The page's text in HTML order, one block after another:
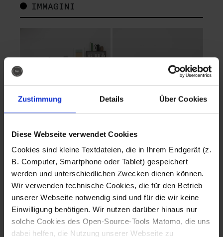
Zustimmung Details Über Cookies
Diese Webseite verwendet Cookies
Cookies sind kleine Textdateien, die in Ihrem Endgerät (z.
B. Computer, Smartphone oder Tablet) gespeichert
werden und unterschiedlichen Zwecken dienen können.
Wir verwenden technische Cookies, die für den Betrieb
unserer Webseite notwendig sind und für die wir keine
Einwilligung benötigen. Wir nutzen darüber hinaus nur
solche Cookies des Open-Source-Tools Matomo, die uns
dabei helfen, die Nutzung unserer Webseite zu
IMMAGINI
Fotografo: Lorenz
Sternbach
Download
Fotografo: Lorenz
Sternbach
Download